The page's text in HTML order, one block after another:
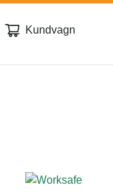
Kundvagn